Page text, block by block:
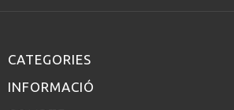
CATEGORIES
INFORMACIÓ